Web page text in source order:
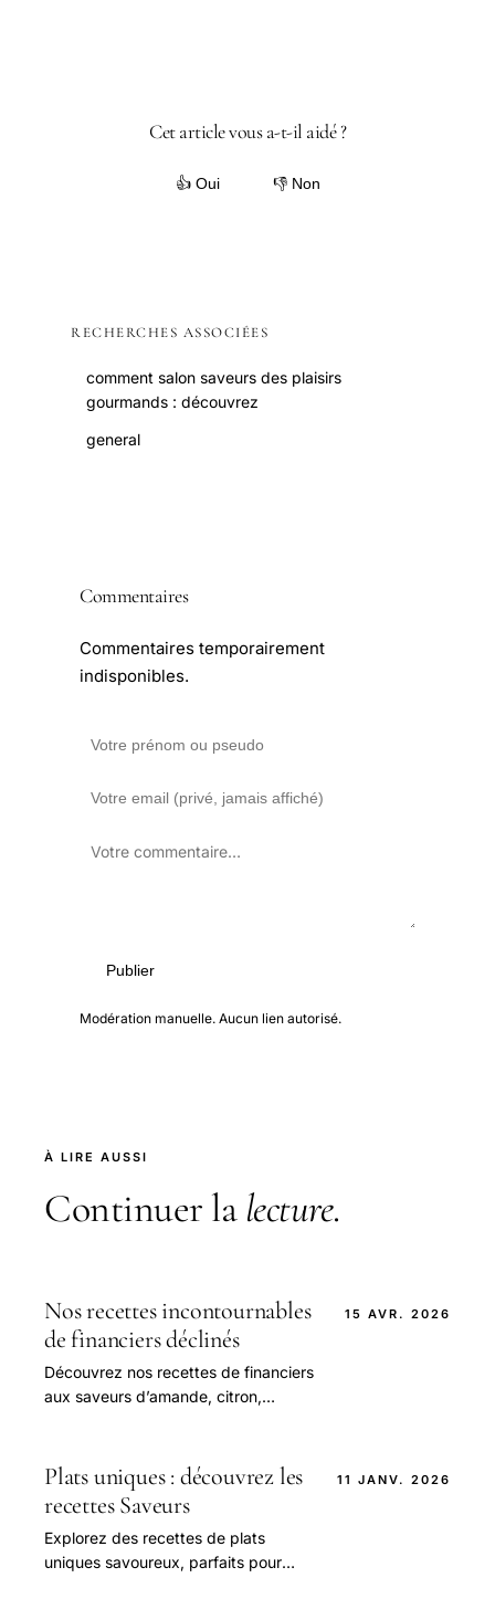
Cet article vous a-t-il aidé ?
👍 Oui 👎 Non
RECHERCHES ASSOCIÉES
comment salon saveurs des plaisirs
gourmands : découvrez
general
Commentaires
Commentaires temporairement
indisponibles.
Publier
Modération manuelle. Aucun lien autorisé.
À LIRE AUSSI
Continuer la lecture.
Nos recettes incontournables
de financiers déclinés
Découvrez nos recettes de financiers
aux saveurs d’amande, citron,
15 AVR. 2026
Plats uniques : découvrez les
recettes Saveurs
Explorez des recettes de plats
uniques savoureux, parfaits pour
11 JANV. 2026